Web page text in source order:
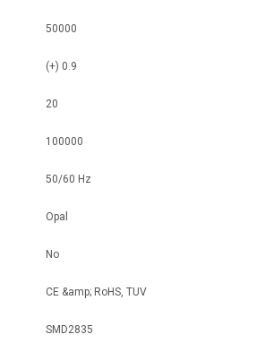
50000
(+) 0.9
20
100000
50/60 Hz
Opal
No
CE &amp; RoHS, TUV
SMD2835